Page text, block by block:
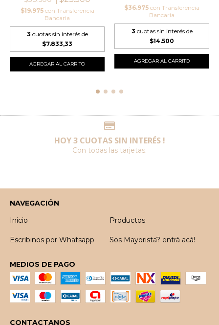
$19.975 con Transferencia
Bancaria
3 cuotas sin interés de
$7.833,33
AGREGAR AL CARRITO
$36.975 con Transferencia
Bancaria
3 cuotas sin interés de
$14.500
AGREGAR AL CARRITO
HOY 3 CUOTAS SIN INTERÉS !
Con todas las tarjetas.
NAVEGACIÓN
Inicio
Productos
Escribinos por Whatsapp Sos Mayorista? entrà acá!
MEDIOS DE PAGO
CONTACTANOS